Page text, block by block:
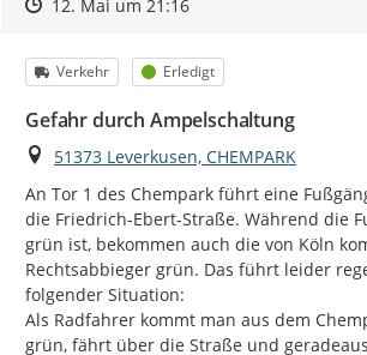
Zeitpunkt des Erstellens
Zeitpunkt des Erstellens
12. Mai um 21:16Zur Äußerung
Kategorie
Verkehr Status
Erledigt
Gefahr durch Ampelschaltung
Ort
51373 Leverkusen, CHEMPARK
An Tor 1 des Chempark führt eine
die Friedrich-Ebert-Straße. Während die
grün ist, bekommen auch die von Köln
Rechtsabbieger grün. Das führt leider
folgender Situation:
Als Radfahrer kommt man aus dem
grün, fährt über die Straße und